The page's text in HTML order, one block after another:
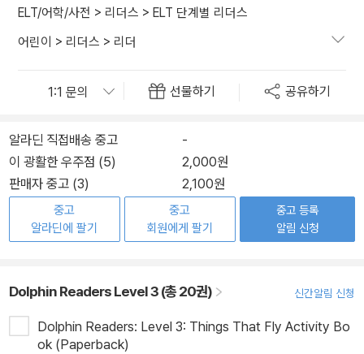
ELT/어학/사전 > 리더스 > ELT 단계별 리더스
어린이 > 리더스 > 리더
선물하기 공유하기
알라딘 직접배송 중고
-
이 광활한 우주점 (5)
2,000원
판매자 중고 (3)
2,100원
중고
알라딘에 팔기
중고
회원에게 팔기
중고 등록
알림 신청
Dolphin Readers Level 3 (총 20권) 신간알림 신청
Dolphin Readers: Level 3: Things That Fly Activity Bo
ok (Paperback)